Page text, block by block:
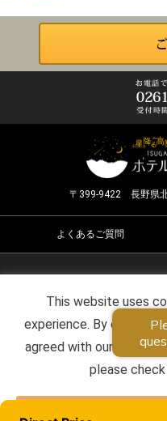
〒399-9422 長野県
よくあるご質問
Copyright ©2026
This website uses
experience. By
agreed with our cookie
please